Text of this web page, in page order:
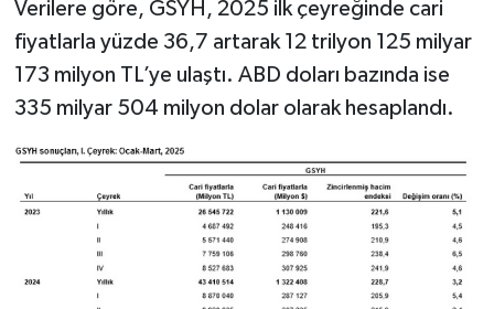
Verilere göre, GSYH, 2025 ilk çeyreğinde cari
fiyatlarla yüzde 36,7 artarak 12 trilyon 125 milyar
173 milyon TL’ye ulaştı. ABD doları bazında ise
335 milyar 504 milyon dolar olarak hesaplandı.